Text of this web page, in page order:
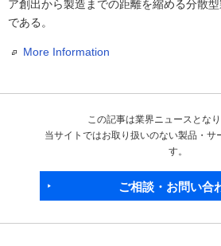
ア創出から製造までの距離を縮める分散
である。
More Information
この記事は業界ニュースとなり
当サイトではお取り扱いのない製品・サ
す。
ご相談・お問い合